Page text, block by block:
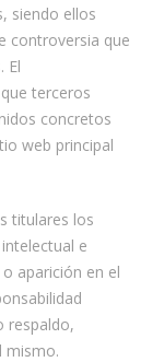
siendo ellos
controversia que
El
terceros
concretos
web principal
titulares los
e
aparición en el
respaldo,
mismo.